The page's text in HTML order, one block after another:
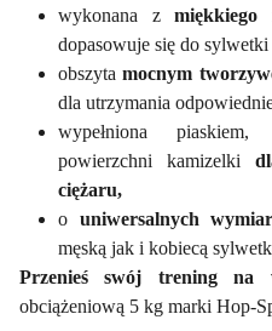
wykonana zmiękkiego
dopasowuje się do
obszytamocnym
dla utrzymania
wypełniona
powierzchni kamizelki
ciężaru,
o uniwersalnych
męską jak i kobiecą
Przenieś swój trening na
obciążeniową 5 kg marki Hop-